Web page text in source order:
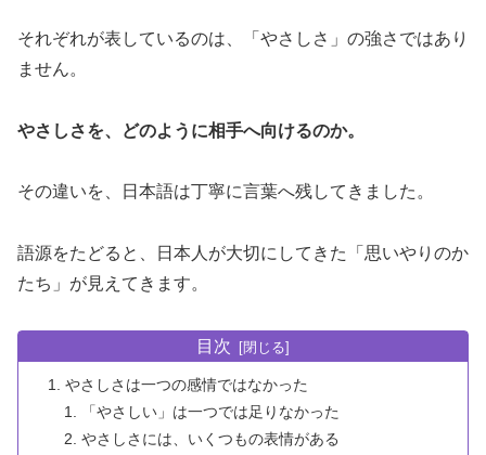
それぞれが表しているのは、「やさしさ」の強さではあり
ません。
やさしさを、どのように相手へ向けるのか。
その違いを、日本語は丁寧に言葉へ残してきました。
語源をたどると、日本人が大切にしてきた「思いやりのか
たち」が見えてきます。
目次
やさしさは一つの感情ではなかった
「やさしい」は一つでは足りなかった
やさしさには、いくつもの表情がある